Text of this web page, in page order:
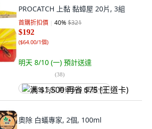
PROCATCH 上黏 黏蟑屋 20片, 3組
首購折扣價 40%$321
$192
($64.00/1個)
明天 8/10 (一) 預計送達
(38)
满 $1,500 再省 $75 (王道卡)
奧除 白蟻專家, 2個, 100ml